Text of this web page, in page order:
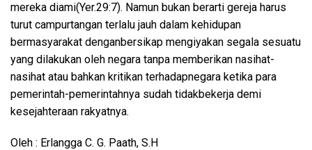
mereka diami(Yer.29:7). Namun bukan berarti gereja harus
turut campurtangan terlalu jauh dalam kehidupan
bermasyarakat denganbersikap mengiyakan segala sesuatu
yang dilakukan oleh negara tanpa memberikan nasihat-
nasihat atau bahkan kritikan terhadapnegara ketika para
pemerintah-pemerintahnya sudah tidakbekerja demi
kesejahteraan rakyatnya.
Oleh : Erlangga C. G. Paath, S.H